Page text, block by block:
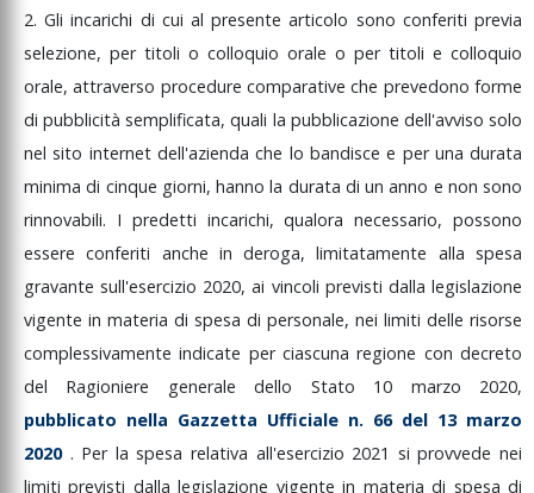
2.Gliincarichi di cuialpresentearticolo sono conferitiprevia
selezione, per titoli o colloquio orale o per titoli e colloquio
orale,attraverso procedurecomparativeche prevedonoforme
dipubblicitàsemplificata,quali la pubblicazione dell'avvisosolo
nelsito internet dell'aziendache lo bandiscee per unadurata
minimadi cinque giorni, hannola durata di unanno e non sono
rinnovabili. I predetti incarichi,qualoranecessario,possono
essereconferiti anche inderoga,limitatamente allaspesa
gravantesull'esercizio 2020,ai vincoli previsti dallalegislazione
vigente in materia di spesa di personale, nei limiti delle risorse
complessivamenteindicate perciascunaregione condecreto
del Ragioniere generaledello Stato 10 marzo 2020,
pubblicato nella Gazzetta Ufficiale n. 66 del 13 marzo
2020 . Per laspesarelativa all'esercizio 2021 siprovvedenei
limitiprevisti dallalegislazione vigentein materiadi spesadi